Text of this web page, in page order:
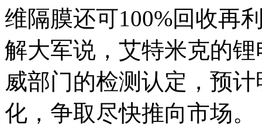
维隔膜还可100%回收再
解大军说，艾特米克的
威部门的检测认定，预
化，争取尽快推向市场。